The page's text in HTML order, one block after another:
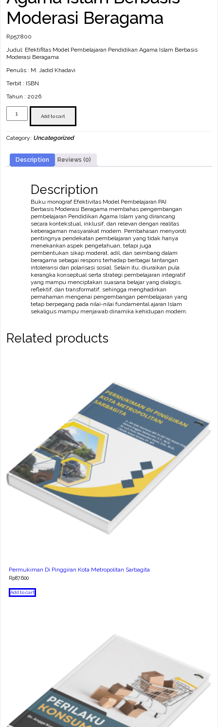
Moderasi Beragama
Rp57.800
Judul: Efektifitas Model Pembelajaran Pendidikan Agama Islam Berbasis
Moderasi Beragama
Penulis : M. Jadid Khadavi
Terbit : ISBN
Tahun : 2026
Efektifitas
Model
Pembelajaran
Agama
Berbasis
Moderasi
Beragama
Add to cart
Category: Uncategorized
Description Reviews (0)
Description
Buku monograf Efektivitas Model Pembelajaran PAI
Berbasis Moderasi Beragama membahas pengembangan
pembelajaran Pendidikan Agama Islam yang dirancang
secara kontekstual, inklusif, dan relevan dengan realitas
keberagaman masyarakat modern. Pembahasan menyoroti
pentingnya pendekatan pembelajaran yang tidak hanya
menekankan aspek pengetahuan, tetapi juga
pembentukan sikap moderat, adil, dan seimbang dalam
beragama sebagai respons terhadap berbagai tantangan
intoleransi dan polarisasi sosial. Selain itu, diuraikan pula
kerangka konseptual serta strategi pembelajaran integratif
yang mampu menciptakan suasana belajar yang dialogis,
reflektif, dan transformatif, sehingga menghadirkan
pemahaman mengenai pengembangan pembelajaran yang
tetap berpegang pada nilai-nilai fundamental ajaran Islam
sekaligus mampu menjawab dinamika kehidupan modern.
Related products
Permukiman Di Pinggiran Kota Metropolitan Sarbagita
Rp87.600
Add to cart